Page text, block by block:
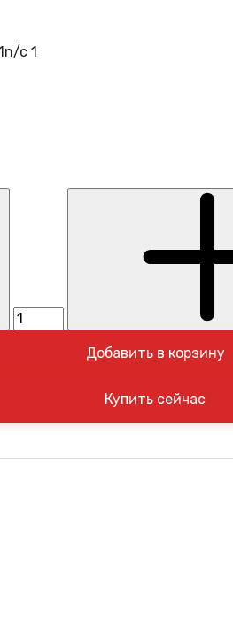
c 1
Добавить в корзину